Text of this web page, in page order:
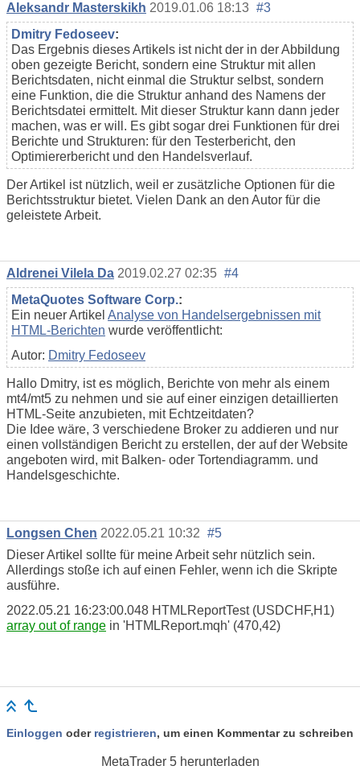
Aleksandr Masterskikh 2019.01.06 18:13 #3
Dmitry Fedoseev:
Das Ergebnis dieses Artikels ist nicht der in der Abbildung
oben gezeigte Bericht, sondern eine Struktur mit allen
Berichtsdaten, nicht einmal die Struktur selbst, sondern
eine Funktion, die die Struktur anhand des Namens der
Berichtsdatei ermittelt. Mit dieser Struktur kann dann jeder
machen, was er will. Es gibt sogar drei Funktionen für drei
Berichte und Strukturen: für den Testerbericht, den
Optimiererbericht und den Handelsverlauf.
Der Artikel ist nützlich, weil er zusätzliche Optionen für die
Berichtsstruktur bietet. Vielen Dank an den Autor für die
geleistete Arbeit.
Aldrenei Vilela Da 2019.02.27 02:35 #4
MetaQuotes Software Corp.:
Ein neuer Artikel Analyse von Handelsergebnissen mit
HTML-Berichten wurde veröffentlicht:
Autor: Dmitry Fedoseev
Hallo Dmitry, ist es möglich, Berichte von mehr als einem
mt4/mt5 zu nehmen und sie auf einer einzigen detaillierten
HTML-Seite anzubieten, mit Echtzeitdaten?
Die Idee wäre, 3 verschiedene Broker zu addieren und nur
einen vollständigen Bericht zu erstellen, der auf der Website
angeboten wird, mit Balken- oder Tortendiagramm. und
Handelsgeschichte.
Longsen Chen 2022.05.21 10:32 #5
Dieser Artikel sollte für meine Arbeit sehr nützlich sein.
Allerdings stoße ich auf einen Fehler, wenn ich die Skripte
ausführe.
2022.05.21 16:23:00.048 HTMLReportTest (USDCHF,H1)
array out of range in 'HTMLReport.mqh' (470,42)
Einloggen oder registrieren, um einen Kommentar zu schreiben
MetaTrader 5herunterladen